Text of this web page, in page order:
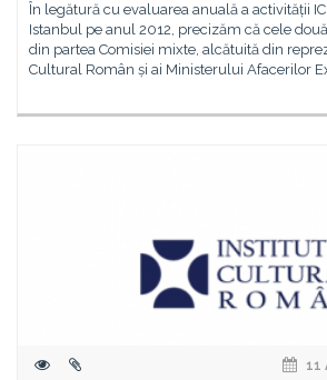
În legătură cu evaluarea anuală a activității
Istanbul pe anul 2012, precizăm că cele
din partea Comisiei mixte, alcătuită din
Cultural Român și ai Ministerului Afacerilor
11